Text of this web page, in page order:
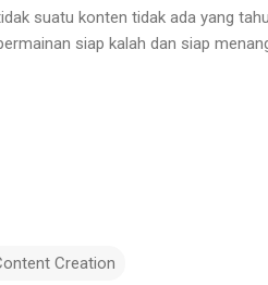
suatu konten tidak ada yang
siap kalah dan siap
Creation